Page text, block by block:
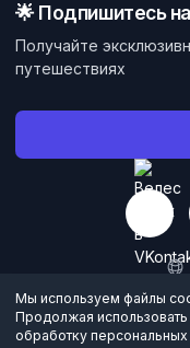
🌟 Подпишитесь
Получайте
путешествиях
©2026
Мы используем файлы
Продолжая
обработку